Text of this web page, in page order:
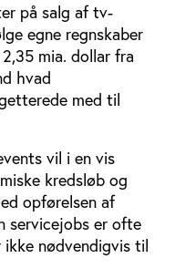
på salg af tv-
egne regnskaber
mia. dollar fra
hvad
med til
vil i en vis
kredsløb og
opførelsen af
servicejobs er ofte
nødvendigvis til